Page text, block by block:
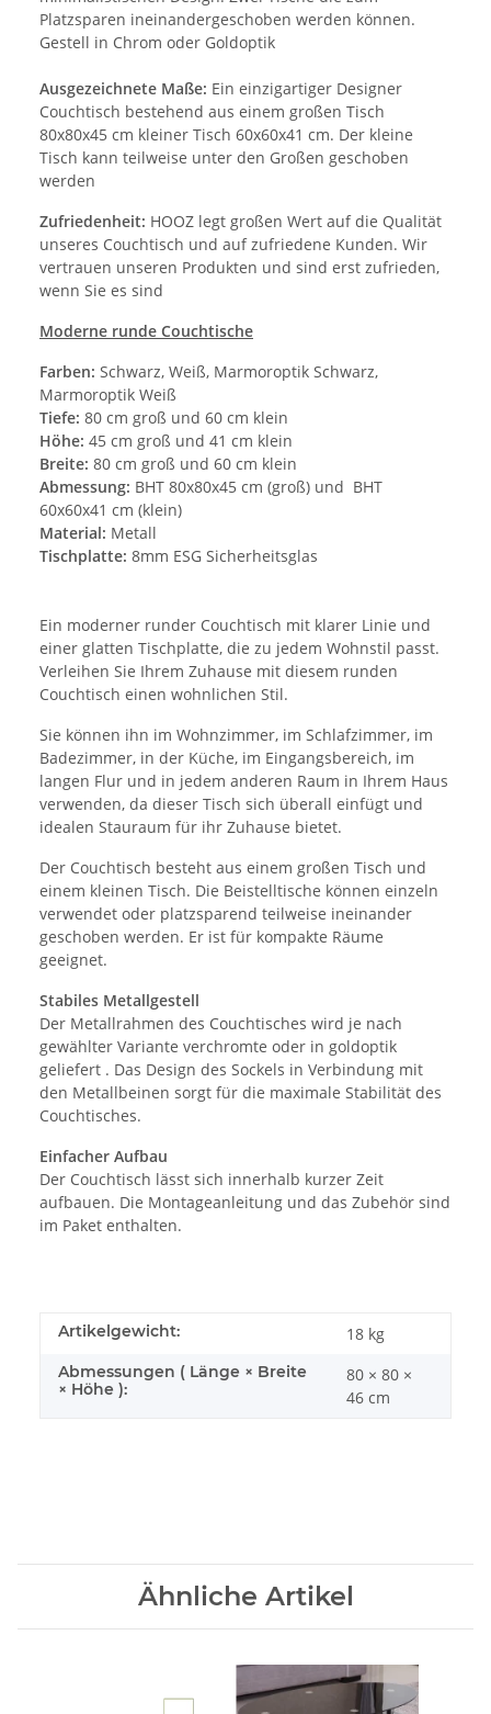
Platzsparen ineinandergeschoben werden können.
Gestell in Chrom oder Goldoptik
Ausgezeichnete Maße: Ein einzigartiger Designer
Couchtisch bestehend aus einem großen Tisch
80x80x45 cm kleiner Tisch 60x60x41 cm. Der kleine
Tisch kann teilweise unter den Großen geschoben
werden
Zufriedenheit: HOOZ legt großen Wert auf die Qualität
unseres Couchtisch und auf zufriedene Kunden. Wir
vertrauen unseren Produkten und sind erst zufrieden,
wenn Sie es sind
Moderne runde Couchtische
Farben: Schwarz, Weiß, Marmoroptik Schwarz,
Marmoroptik Weiß
Tiefe: 80 cm groß und 60 cm klein
Höhe: 45 cm groß und 41 cm klein
Breite: 80 cm groß und 60 cm klein
Abmessung: BHT 80x80x45 cm (groß) und BHT
60x60x41 cm (klein)
Material: Metall
Tischplatte: 8mm ESG Sicherheitsglas
Ein moderner runder Couchtisch mit klarer Linie und
einer glatten Tischplatte, die zu jedem Wohnstil passt.
Verleihen Sie Ihrem Zuhause mit diesem runden
Couchtisch einen wohnlichen Stil.
Sie können ihn im Wohnzimmer, im Schlafzimmer, im
Badezimmer, in der Küche, im Eingangsbereich, im
langen Flur und in jedem anderen Raum in Ihrem Haus
verwenden, da dieser Tisch sich überall einfügt und
idealen Stauraum für ihr Zuhause bietet.
Der Couchtisch besteht aus einem großen Tisch und
einem kleinen Tisch. Die Beistelltische können einzeln
verwendet oder platzsparend teilweise ineinander
geschoben werden. Er ist für kompakte Räume
geeignet.
Stabiles Metallgestell
Der Metallrahmen des Couchtisches wird je nach
gewählter Variante verchromte oder in goldoptik
geliefert . Das Design des Sockels in Verbindung mit
den Metallbeinen sorgt für die maximale Stabilität des
Couchtisches.
Einfacher Aufbau
Der Couchtisch lässt sich innerhalb kurzer Zeit
aufbauen. Die Montageanleitung und das Zubehör sind
im Paket enthalten.
Artikelgewicht: 18 kg
Abmessungen ( Länge × Breite
× Höhe ):
80 × 80 ×
46 cm
Ähnliche Artikel